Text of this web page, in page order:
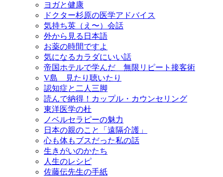
ヨガと健康
ドクター杉原の医学アドバイス
気持ち英（え〜）会話
外から見る日本語
お薬の時間ですよ
気になるカラダにいい話
帝国ホテルで学んだ 無限リピート接客術
V島 見たり聴いたり
認知症と二人三脚
読んで納得！カップル・カウンセリング
東洋医学の杜
ノベルセラピーの魅力
日本の親のこと「遠隔介護」
心も体もブスだった私の話
生きがいのかたち
人生のレシピ
佐藤伝先生の手紙